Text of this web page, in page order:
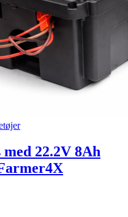
22.2V 8Ah